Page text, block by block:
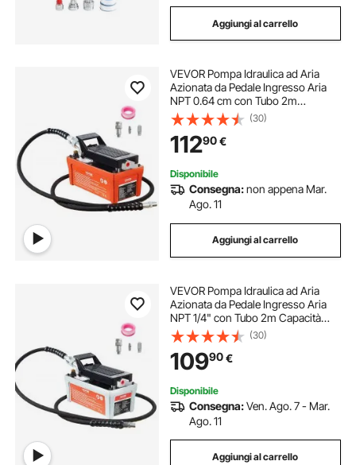
Aggiungi al carrello
VEVOR Pompa Idraulica ad Aria
Azionata da Pedale Ingresso Aria
NPT 0.64 cm con Tubo 2m
Capacità dell'Olio 1,6L, Pompa
Pneumatica a Pedale Pressione
Max. 10000 PSI con Tubo 2m
Capienza del Serbatoio 1,6L
(30)
11290€
Disponibile
Consegna:non appena Mar.
Ago. 11
Aggiungi al carrello
VEVOR Pompa Idraulica ad Aria
Azionata da Pedale Ingresso Aria
NPT 1/4" con Tubo 2m Capacità
dell'Olio 1,6L, Pompa Pneumatica a
Pedale Pressione Max. 10000 PSI
con Tubo 2m Capienza del
Serbatoio 1,6L
(30)
10990€
Disponibile
Consegna:Ven. Ago. 7 - Mar.
Ago. 11
Aggiungi al carrello